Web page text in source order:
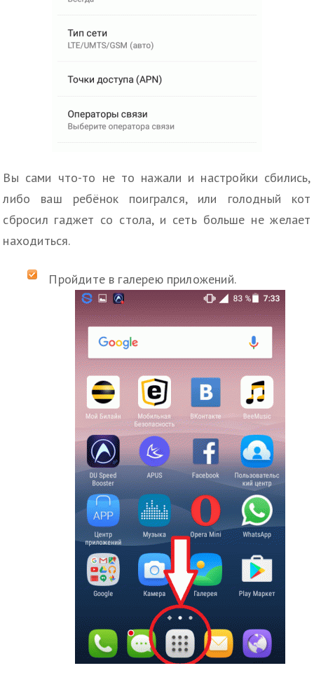
Вы сами что-то не то нажали и настройки сбились,
либо ваш ребёнок поигрался, или голодный кот
сбросил гаджет со стола, и сеть больше не желает
находиться.
Пройдите в галерею приложений.